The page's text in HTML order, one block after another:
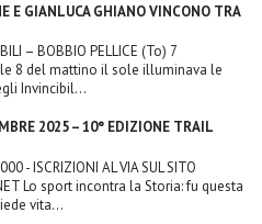
E GIANLUCA GHIANO VINCONO TRA
– BOBBIO PELLICE (To) 7
8 del mattino il sole illuminava le
Invincibil...
2025 – 10° EDIZIONE TRAIL
- ISCRIZIONI AL VIA SUL SITO
Lo sport incontra la Storia: fu questa
vita...